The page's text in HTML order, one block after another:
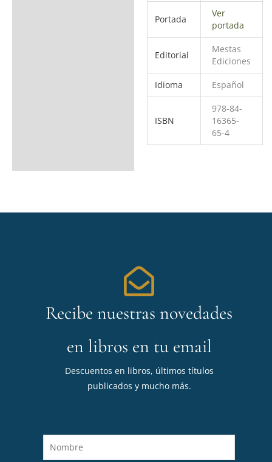
Portada
Ver
portada
Editorial
Mestas
Ediciones
Idioma Español
ISBN
978-84-
16365-
65-4
Recibe nuestras novedades
en libros en tu email
Descuentos en libros, últimos títulos
publicados y mucho más.
o